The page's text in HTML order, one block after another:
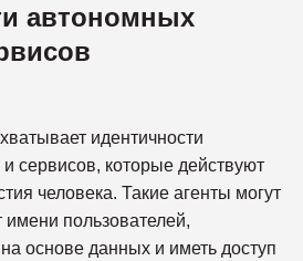
автономных
идентичности
сервисов, которые действуют
человека. Такие агенты могут
имени пользователей,
основе данных и иметь доступ